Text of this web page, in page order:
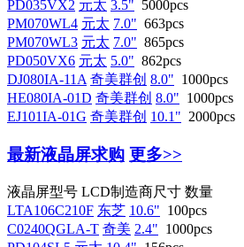
PD035VX2 元太 3.5" 5000pcs
PM070WL4 元太 7.0" 663pcs
PM070WL3 元太 7.0" 865pcs
PD050VX6 元太 5.0" 862pcs
DJ080IA-11A 奇美群创 8.0" 1000pcs
HE080IA-01D 奇美群创 8.0" 1000pcs
EJ101IA-01G 奇美群创 10.1" 2000pcs
最新液晶屏求购 更多>>
液晶屏型号 LCD制造商尺寸 数量
LTA106C210F 东芝 10.6" 100pcs
C0240QGLA-T 奇美 2.4" 1000pcs